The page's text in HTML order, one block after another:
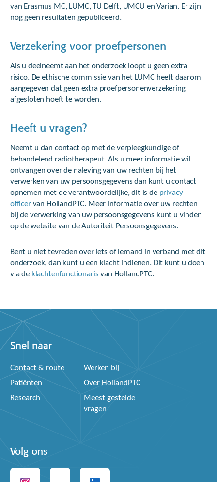
van Erasmus MC, LUMC, TU Delft, UMCU en Varian. Er zijn
nog geen resultaten gepubliceerd.
Verzekering voor proefpersonen
Als u deelneemt aan het onderzoek loopt u geen extra
risico. De ethische commissie van het LUMC heeft daarom
aangegeven dat geen extra proefpersonenverzekering
afgesloten hoeft te worden.
Heeft u vragen?
Neemt u dan contact op met de verpleegkundige of
behandelend radiotherapeut. Als u meer informatie wil
ontvangen over de naleving van uw rechten bij het
verwerken van uw persoonsgegevens dan kunt u contact
opnemen met de verantwoordelijke, dit is deprivacy
officervan HollandPTC. Meer informatie over uw rechten
bij de verwerking van uw persoonsgegevens kunt u vinden
op de website van de Autoriteit Persoonsgegevens.
Bent u niet tevreden over iets of iemand in verband met dit
onderzoek, dan kunt u een klacht indienen. Dit kunt u doen
via de klachtenfunctionaris van HollandPTC.
Snel naar
Contact & route
Werken bij
Patiënten
Over HollandPTC
Research
Meest gestelde
vragen
Volg ons